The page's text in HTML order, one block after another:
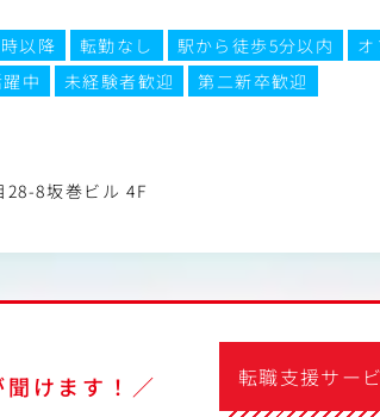
リオのつくり方 しゅふクリ･ママクリ
年収アップ転職
以降 転勤なし 駅から徒歩5分以内
中 未経験者歓迎 第二新卒歓迎
28-8坂巻ビル 4F
けます！／ 転職支援サー